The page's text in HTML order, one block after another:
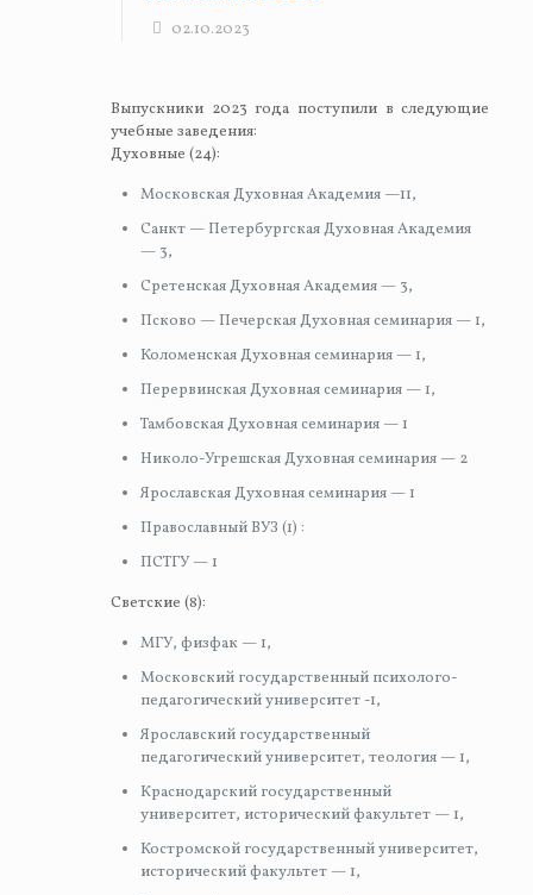
02.10.2023
Выпускники 2023 года поступили в следующие
учебные заведения:
Духовные (24):
Московская Духовная Академия —11,
Санкт — Петербургская Духовная Академия
— 3,
Сретенская Духовная Академия — 3,
Псково — Печерская Духовная семинария — 1,
Коломенская Духовная семинария — 1,
Перервинская Духовная семинария — 1,
Тамбовская Духовная семинария — 1
Николо-Угрешская Духовная семинария — 2
Ярославская Духовная семинария — 1
Православный ВУЗ (1) :
ПСТГУ — 1
Светские (8):
МГУ, физфак — 1,
Московский государственный психолого-
педагогический университет -1,
Ярославский государственный
педагогический университет, теология — 1,
Краснодарский государственный
университет, исторический факультет — 1,
Костромской государственный университет,
исторический факультет — 1,